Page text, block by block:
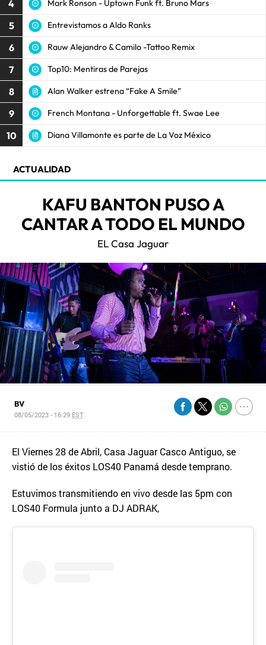
4 Mark Ronson - Uptown Funk ft. Bruno Mars
5 Entrevistamos a Aldo Ranks
6 Rauw Alejandro & Camilo -Tattoo Remix
7 Top10: Mentiras de Parejas
8 Alan Walker estrena “Fake A Smile”
9 French Montana - Unforgettable ft. Swae Lee
10 Diana Villamonte es parte de La Voz México
ACTUALIDAD
KAFU BANTON PUSO A
CANTAR A TODO EL MUNDO
EL Casa Jaguar
BV
08/05/2023 - 16:29 EST
El Viernes 28 de Abril, Casa Jaguar Casco Antiguo, se
vistió de los éxitos LOS40 Panamá desde temprano.
Estuvimos transmitiendo en vivo desde las 5pm con
LOS40 Formula junto a DJ ADRAK,